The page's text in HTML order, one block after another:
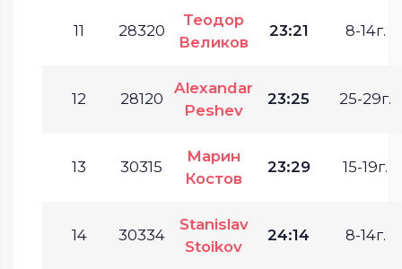
11 28320
Теодор
Великов
23:21 8-14г.
12 28120
Alexandar
Peshev
23:25 25-29г.
13 30315
Марин
Костов
23:29 15-19г.
14 30334
Stanislav
Stoikov
24:14 8-14г.